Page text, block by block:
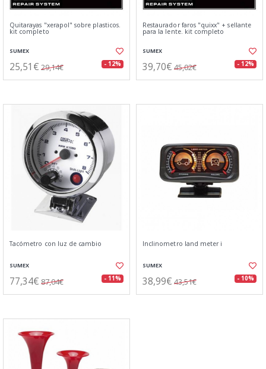
Quitarayas "xerapol" sobre plasticos.
kit completo
SUMEX
25,51€ 29,14€ - 12%
Restaurador faros "quixx" + sellante
para la lente. kit completo
SUMEX
39,70€ 45,02€ - 12%
Tacómetro con luz de cambio
SUMEX
77,34€ 87,04€ - 11%
Inclinometro land meter i
SUMEX
38,99€ 43,51€ - 10%